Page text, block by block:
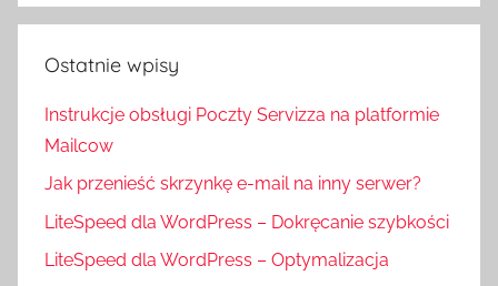
Ostatnie wpisy
Instrukcje obsługi Poczty Servizza na platformie
Mailcow
Jak przenieść skrzynkę e-mail na inny serwer?
LiteSpeed dla WordPress – Dokręcanie szybkości
LiteSpeed dla WordPress – Optymalizacja